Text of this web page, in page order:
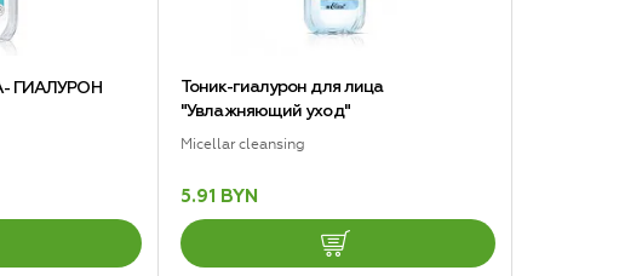
ГИАЛУРОН
Тоник-гиалурон для лица
"Увлажняющий уход"
Micellar cleansing
5.91 BYN